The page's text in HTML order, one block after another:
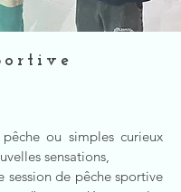
pêche ou simples curieux
sensations,
session de pêche sportive